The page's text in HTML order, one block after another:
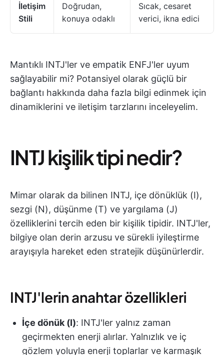
İletişim
Stili
Doğrudan,
konuya odaklı
Sıcak, cesaret
verici, ikna edici
Mantıklı INTJ'ler ve empatik ENFJ'ler uyum
sağlayabilir mi? Potansiyel olarak güçlü bir
bağlantı hakkında daha fazla bilgi edinmek için
dinamiklerini ve iletişim tarzlarını inceleyelim.
INTJ kişilik tipi nedir?
Mimar olarak da bilinen INTJ, içe dönüklük (I),
sezgi (N), düşünme (T) ve yargılama (J)
özelliklerini tercih eden bir kişilik tipidir. INTJ'ler,
bilgiye olan derin arzusu ve sürekli iyileştirme
arayışıyla hareket eden stratejik düşünürlerdir.
INTJ'lerin anahtar özellikleri
İçe dönük (I): INTJ'ler yalnız zaman
geçirmekten enerji alırlar. Yalnızlık ve iç
gözlem yoluyla enerji toplarlar ve karmaşık